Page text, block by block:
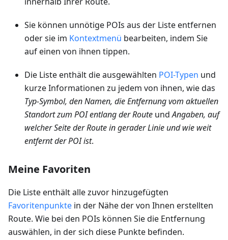
Sie können unnötige POIs aus der Liste entfernen
oder sie im Kontextmenü bearbeiten, indem Sie
auf einen von ihnen tippen.
Die Liste enthält die ausgewählten POI-Typen und
kurze Informationen zu jedem von ihnen, wie das
Typ-Symbol, den Namen, die Entfernung vom aktuellen
Standort zum POI entlang der Route undAngaben, auf
welcher Seite der Route in gerader Linie und wie weit
entfernt der POI ist.
Meine Favoriten
Die Liste enthält alle zuvor hinzugefügten
Favoritenpunkte in der Nähe der von Ihnen erstellten
Route. Wie bei den POIs können Sie die Entfernung
auswählen, in der sich diese Punkte befinden.